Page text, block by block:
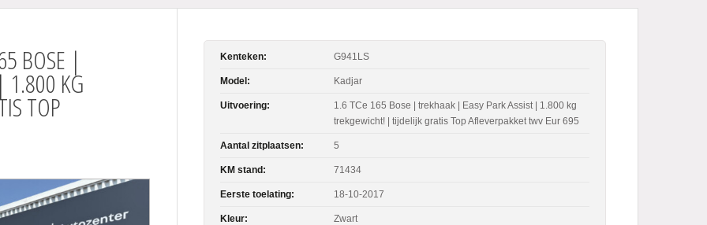
BOSE |
1.800 KG
TOP
Kenteken: G941LS
Model: Kadjar
Uitvoering:
1.6 TCe 165 Bose | trekhaak | Easy Park Assist | 1.800 kg
trekgewicht! | tijdelijk gratis Top Afleverpakket twv Eur 695
Aantal zitplaatsen: 5
KM stand: 71434
Eerste toelating: 18-10-2017
Kleur: Zwart